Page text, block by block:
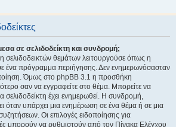
σε σελιδοδείκτη και συνδρομή;
θεμάτων λειτουργούσε όπως η
ένα πρόγραμμα περιήγησης. Δεν ενημερωνόσασταν
Όμως στο phpBB 3.1 η προσθήκη
σαν να εγγραφείτε στο θέμα. Μπορείτε να
σελιδοδείκτη έχει ενημερωθεί. Η συνδρομή,
όταν υπάρχει μια ενημέρωση σε ένα θέμα ή σε μια
Οι επιλογές ειδοποίησης για
μπορούν να ρυθμιστούν από τον Πίνακα Ελέγχου